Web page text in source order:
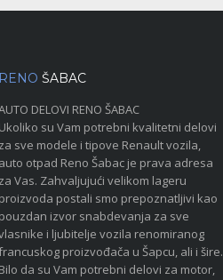
RENO ŠABAC
DELOVI RENO ŠABAC
Ukoliko su Vam potrebni kvalitetni delovi
za sve modele i tipove Renault vozila,
auto otpad Reno Šabac je prava adresa
za Vas. Zahvaljujući velikom lageru
proizvoda postali smo prepoznatljivi kao
pouzdan izvor snabdevanja za sve
i ljubitelje vozila renomiranog
proizvođača u Šapcu, ali i šire.
Bilo da su Vam potrebni delovi za motor,